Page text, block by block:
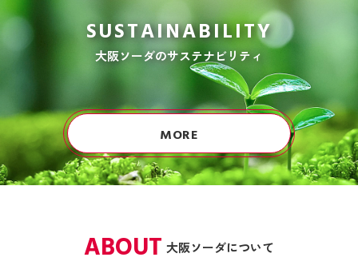
SUSTAINABILITY
大阪ソーダのサステナビリティ
MORE
大阪ソーダについて
ABOUT